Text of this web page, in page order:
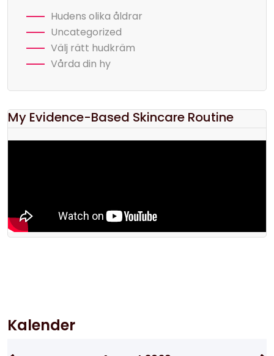
Hudens olika åldrar
Uncategorized
Välj rätt hudkräm
Vårda din hy
My Evidence-Based Skincare Routine
Kalender